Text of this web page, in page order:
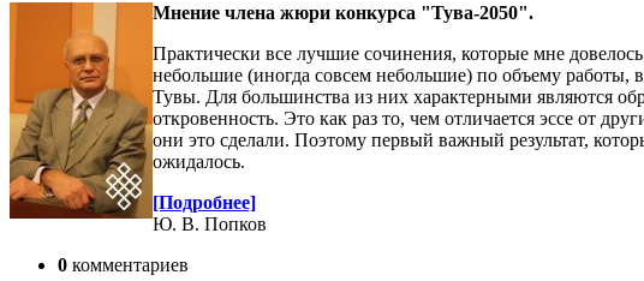
Мнение члена жюри конкурса "Тува-2050".
Практически все лучшие сочинения, которые мне
небольшие (иногда совсем небольшие) по объему
Тувы. Для большинства из них характерными являются
откровенность. Это как раз то, чем отличается эссе от
они это сделали. Поэтому первый важный результат,
ожидалось.
[Подробнее]
Ю. В. Попков
0 комментариев